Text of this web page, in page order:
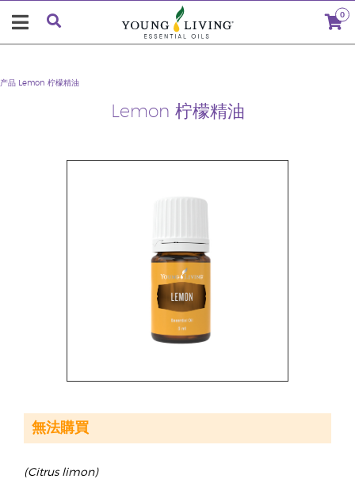
0
Lemon 柠檬精油
产品 Lemon 柠檬精油
(Citrus limon)
無法購買